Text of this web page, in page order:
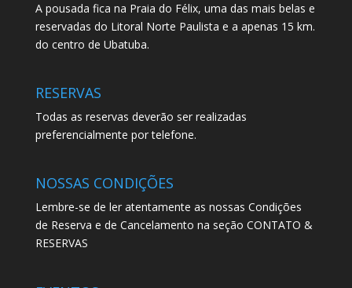
A pousada fica na Praia do Félix, uma das mais belas e
reservadas do Litoral Norte Paulista e a apenas 15 km.
do centro de Ubatuba.
RESERVAS
Todas as reservas deverão ser realizadas
preferencialmente por telefone.
NOSSAS CONDIÇÕES
Lembre-se de ler atentamente as nossas Condições
de Reserva e de Cancelamento na seção CONTATO &
RESERVAS